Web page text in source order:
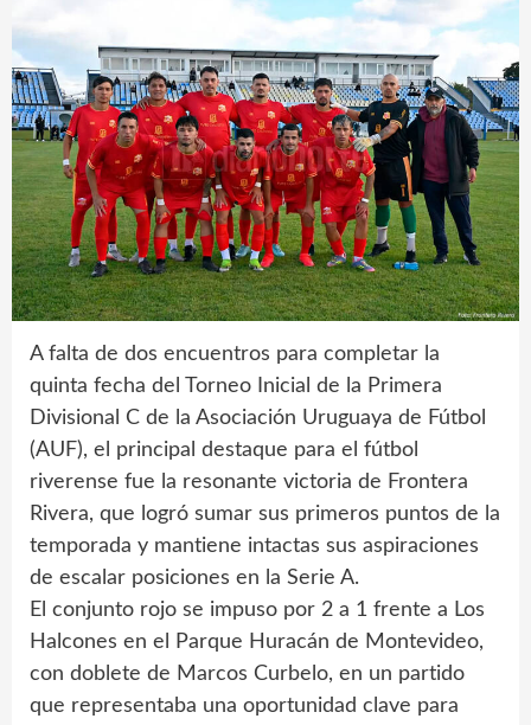
A falta de dos encuentros para completar la
quinta fecha del Torneo Inicial de la Primera
Divisional C de la Asociación Uruguaya de Fútbol
(AUF), el principal destaque para el fútbol
riverense fue la resonante victoria de Frontera
Rivera, que logró sumar sus primeros puntos de la
temporada y mantiene intactas sus aspiraciones
de escalar posiciones en la Serie A.
El conjunto rojo se impuso por 2 a 1 frente a Los
Halcones en el Parque Huracán de Montevideo,
con doblete de Marcos Curbelo, en un partido
que representaba una oportunidad clave para